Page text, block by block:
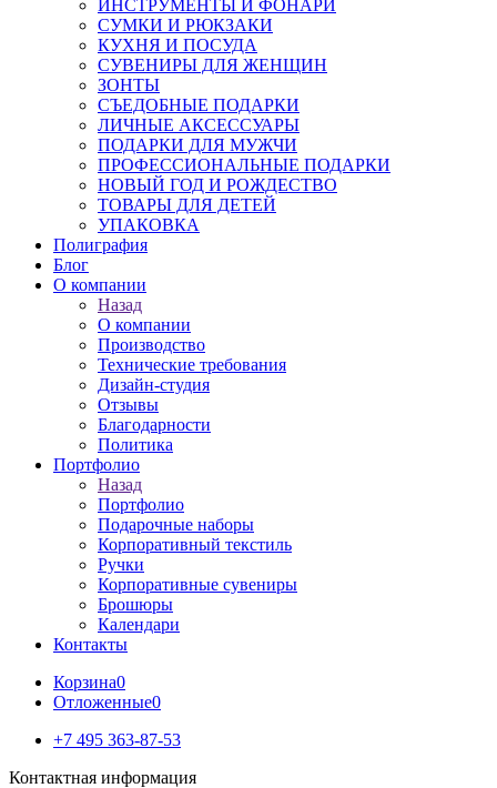
ИНСТРУМЕНТЫ И ФОНАРИ
СУМКИ И РЮКЗАКИ
КУХНЯ И ПОСУДА
СУВЕНИРЫ ДЛЯ ЖЕНЩИН
ЗОНТЫ
СЪЕДОБНЫЕ ПОДАРКИ
ЛИЧНЫЕ АКСЕССУАРЫ
ПОДАРКИ ДЛЯ МУЖЧИ
ПРОФЕССИОНАЛЬНЫЕ ПОДАРКИ
НОВЫЙ ГОД И РОЖДЕСТВО
ТОВАРЫ ДЛЯ ДЕТЕЙ
УПАКОВКА
Полиграфия
Блог
О компании
Назад
О компании
Производство
Технические требования
Дизайн-студия
Отзывы
Благодарности
Политика
Портфолио
Назад
Портфолио
Подарочные наборы
Корпоративный текстиль
Ручки
Корпоративные сувениры
Брошюры
Календари
Контакты
Корзина0
Отложенные0
+7 495 363-87-53
Контактная информация